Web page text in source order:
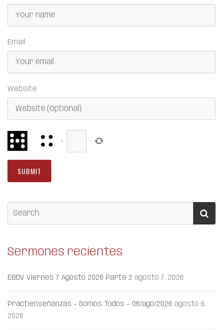
Email
Website
− =
Sermones recientes
EBDV Viernes 7 Agosto 2026 Parte 2 agosto 7, 2026
Practienseñanzas – Somos Todos – 06/ago/2026 agosto 6,
2026